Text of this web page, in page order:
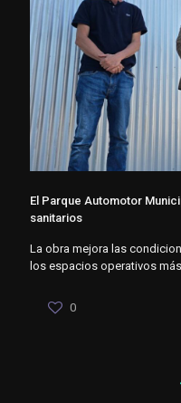
El Parque Automotor
sanitarios
La obra mejora las
los espacios operativos
0